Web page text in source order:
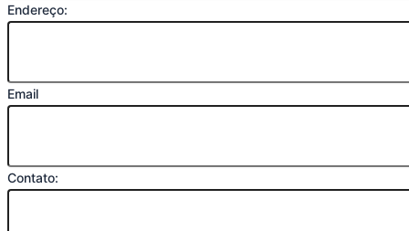
Endereço:
Email
Contato: